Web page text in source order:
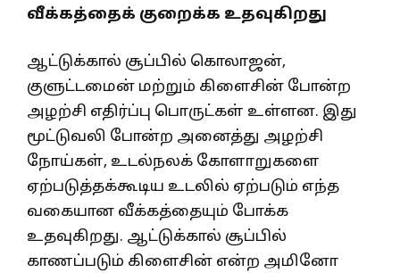
வீக்கத்தைக் குறைக்க உதவுகிறது
ஆட்டுக்கால் சூப்பில் கொலாஜன்,
குளுட்டமைன் மற்றும் கிளைசின் போன்ற
அழற்சி எதிர்ப்பு பொருட்கள் உள்ளன. இது
மூட்டுவலி போன்ற அனைத்து அழற்சி
நோய்கள், உடல்நலக் கோளாறுகளை
ஏற்படுத்தக்கூடிய உடலில் ஏற்படும் எந்த
வகையான வீக்கத்தையும் போக்க
உதவுகிறது. ஆட்டுக்கால் சூப்பில்
காணப்படும் கிளைசின் என்ற அமினோ